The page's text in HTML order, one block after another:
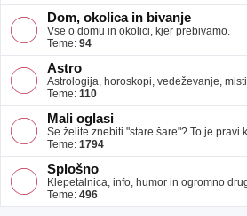
Dom, okolica in bivanje
Vse o domu in okolici, kjer prebivamo.
Teme: 94
Astro
Astrologija, horoskopi, vedeževanje,
Teme: 110
Mali oglasi
Se želite znebiti "stare šare"? To je pravi
Teme: 1794
Splošno
Klepetalnica, info, humor in ogromno
Teme: 496